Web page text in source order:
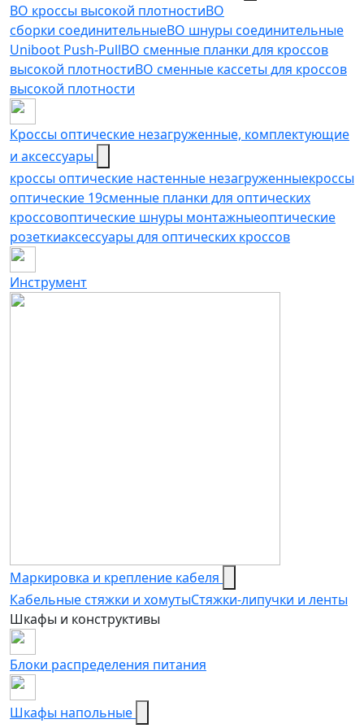
ВО кроссы высокой плотностиВО
сборки соединительныеВО шнуры соединительные
Uniboot Push-PullВО сменные планки для кроссов
высокой плотностиВО сменные кассеты для кроссов
высокой плотности
Кроссы оптические незагруженные, комплектующие
и аксессуары
кроссы оптические настенные незагруженныекроссы
оптические 19сменные планки для оптических
кроссовоптические шнуры монтажныеоптические
розеткиаксессуары для оптических кроссов
Инструмент
Маркировка и крепление кабеля
Кабельные стяжки и хомутыСтяжки-липучки и ленты
Шкафы и конструктивы
Блоки распределения питания
Шкафы напольные